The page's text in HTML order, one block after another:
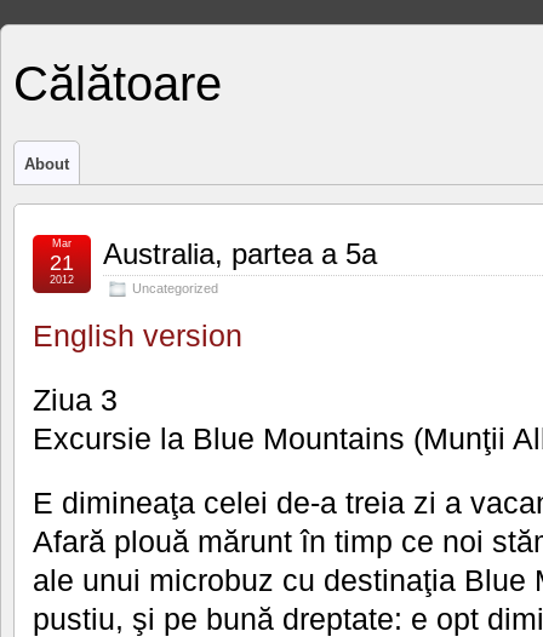
Călătoare
About
Australia, partea a 5a
Uncategorized
Mar
21
2012
English version
Ziua 3
Excursie la Blue Mountains (Munţii
E dimineaţa celei de-a treia zi a
Afară plouă mărunt în timp ce noi
ale unui microbuz cu destinaţia Blue
pustiu, şi pe bună dreptate: e opt